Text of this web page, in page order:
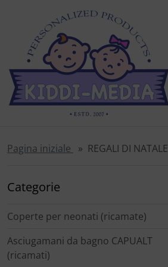
Salta la navigazione
Vai alla navigazione
Vai al contenuto
Vai al pulsante di accesso
Vai al pulsante per le impostazioni
Vai alle informazioni generali
Pagina iniziale REGALI DI NATALE
Categorie
Coperte per neonati (ricamate)
Asciugamani da bagno CAPUALT
(ricamati)